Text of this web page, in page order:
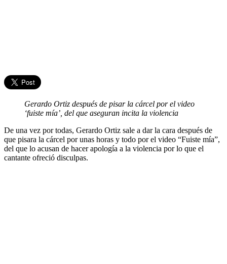
Gerardo Ortiz después de pisar la cárcel por el video
‘fuiste mía’, del que aseguran incita la violencia
De una vez por todas, Gerardo Ortiz sale a dar la cara después de
que pisara la cárcel por unas horas y todo por el video “Fuiste mía”,
del que lo acusan de hacer apología a la violencia por lo que el
cantante ofreció disculpas.